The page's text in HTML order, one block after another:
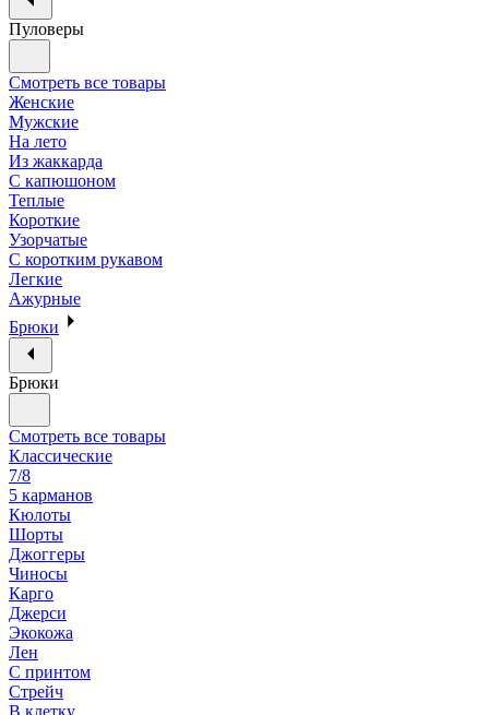
Пуловеры
Смотреть все товары
Женские
Мужские
На лето
Из жаккарда
С капюшоном
Теплые
Короткие
Узорчатые
С коротким рукавом
Легкие
Ажурные
Брюки
Брюки
Смотреть все товары
Классические
7/8
5 карманов
Кюлоты
Шорты
Джоггеры
Чиносы
Карго
Джерси
Экокожа
Лен
С принтом
Стрейч
В клетку